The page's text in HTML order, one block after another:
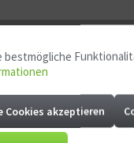
Inbetriebnahme.
akzeptieren